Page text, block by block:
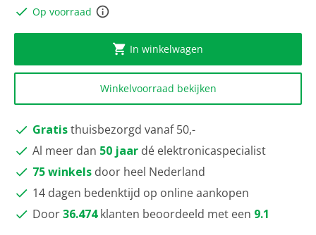
Op voorraad
In winkelwagen
Winkelvoorraad bekijken
Gratisthuisbezorgd vanaf 50,-
Al meer dan 50 jaar dé elektronicaspecialist
75 winkels door heel Nederland
14 dagen bedenktijd op online aankopen
Door36.474 klanten beoordeeld met een 9.1